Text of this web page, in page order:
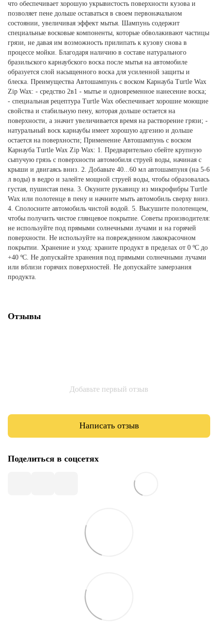
что обеспечивает хорошую укрывистость поверхности кузова и
позволяет пене дольше оставаться в своем первоначальном
состоянии, увеличивая эффект мытья. Шампунь содержит
специальные восковые компоненты, которые обволакивают частицы
грязи, не давая им возможность прилипать к кузову снова в
процессе мойки. Благодаря наличию в составе натурального
бразильского карнаубского воска после мытья на автомобиле
образуется слой насыщенного воска для усиленной защиты и
блеска. Преимущества Автошампунь с воском Карнауба Turtle Wax
Zip Wax: - средство 2в1 - мытье и одновременное нанесение воска;
- специальная рецептура Turtle Wax обеспечивает хорошие моющие
свойства и стабильную пену, которая дольше остается на
поверхности, а значит увеличивается время на растворение грязи; -
натуральный воск карнаубы имеет хорошую адгезию и дольше
остается на поверхности; Применение Автошампунь с воском
Карнауба Turtle Wax Zip Wax: 1. Предварительно сбейте крупную
сыпучую грязь с поверхности автомобиля струей воды, начиная с
крыши и двигаясь вниз. 2. Добавьте 40...60 мл автошампуня (на 5-6
л воды) в ведро и залейте мощной струей воды, чтобы образовалась
густая, пушистая пена. 3. Окуните рукавицу из микрофибры Turtle
Wax или полотенце в пену и начните мыть автомобиль сверху вниз.
4. Сполосните автомобиль чистой водой. 5. Высушите полотенцем,
чтобы получить чистое глянцевое покрытие. Советы производителя:
не используйте под прямыми солнечными лучами и на горячей
поверхности. Не используйте на поврежденном лакокрасочном
покрытии. Хранение и уход: храните продукт в пределах от 0 ºC до
+40 ºC. Не допускайте хранения под прямыми солнечными лучами
или вблизи горячих поверхностей. Не допускайте замерзания
продукта.
Отзывы
Добавьте первый отзыв
Написать отзыв
Поделиться в соцсетях